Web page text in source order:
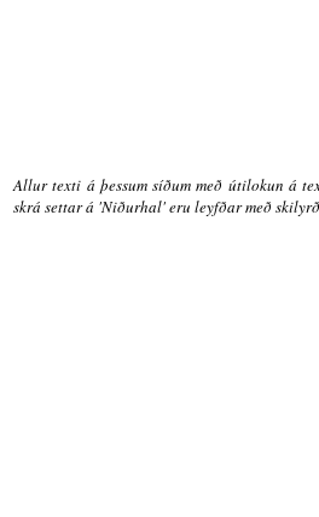
Allur texti á þessum síðum með útilokun á
skrá settar á 'Niðurhal' eru leyfðar með